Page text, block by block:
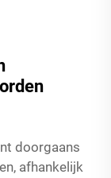
doorgaans
afhankelijk